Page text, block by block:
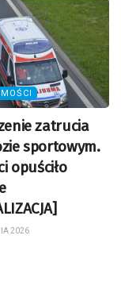
zatrucia
sportowym.
opuściło
2026